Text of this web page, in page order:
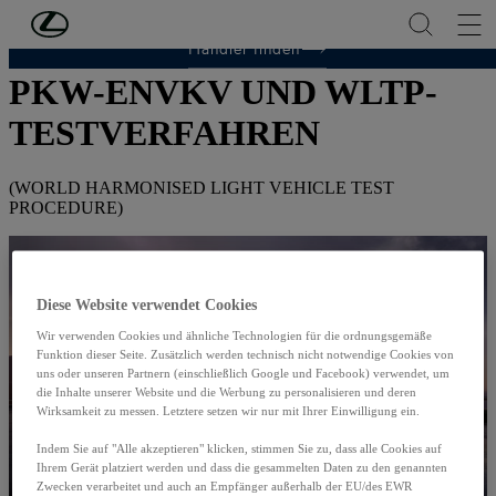
Zum Hauptinhalt springen
Händler finden
ANGABE ZU NEFZ-WERTEN GEMÄSS
PKW-ENVKV UND WLTP-
TESTVERFAHREN
(WORLD HARMONISED LIGHT VEHICLE TEST
PROCEDURE)
Diese Website verwendet Cookies
Wir verwenden Cookies und ähnliche Technologien für die ordnungsgemäße
Funktion dieser Seite. Zusätzlich werden technisch nicht notwendige Cookies von
uns oder unseren Partnern (einschließlich Google und Facebook) verwendet, um
die Inhalte unserer Website und die Werbung zu personalisieren und deren
Wirksamkeit zu messen. Letztere setzen wir nur mit Ihrer Einwilligung ein.
Indem Sie auf "Alle akzeptieren" klicken, stimmen Sie zu, dass alle Cookies auf
Ihrem Gerät platziert werden und dass die gesammelten Daten zu den genannten
Zwecken verarbeitet und auch an Empfänger außerhalb der EU/des EWR